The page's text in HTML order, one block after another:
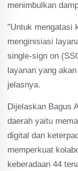
menimbulkan
”Untuk mengatasi
menginisiasi
single-sign on
layanan yang
jelasnya.
Dijelaskan Bagus
daerah yaitu
digital dan
memperkuat
keberadaan 44